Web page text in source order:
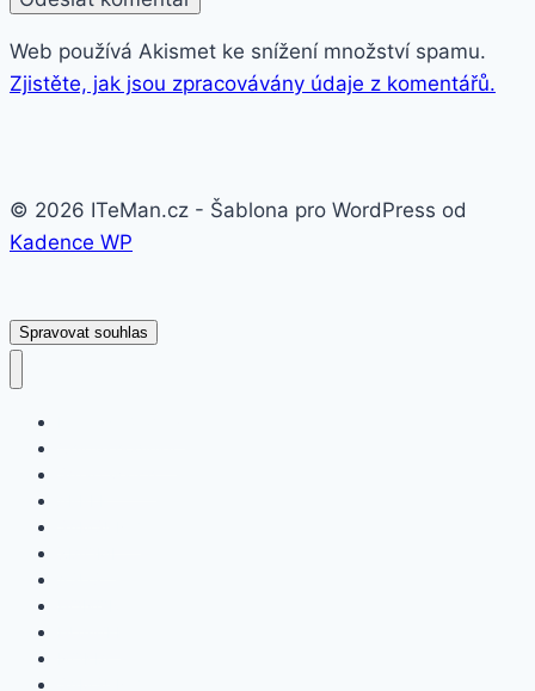
Web používá Akismet ke snížení množství spamu.
Zjistěte, jak jsou zpracovávány údaje z komentářů.
© 2026 ITeMan.cz - Šablona pro WordPress od
Kadence WP
Spravovat souhlas